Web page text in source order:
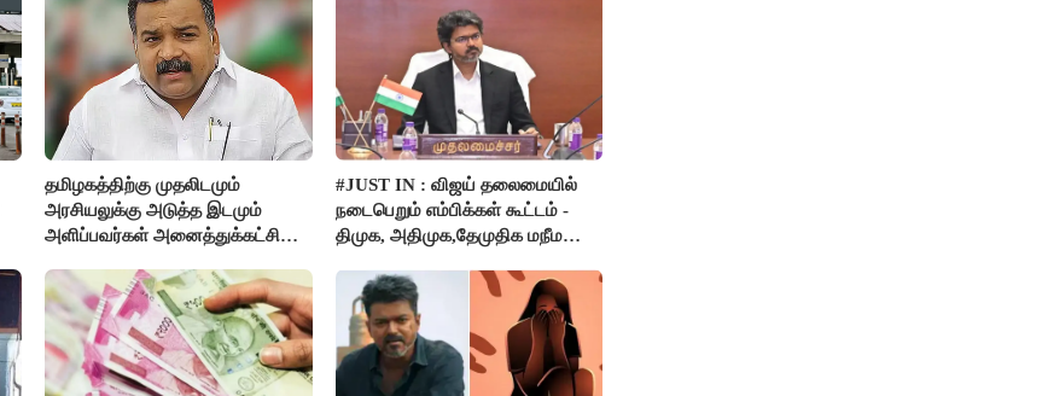
தமிழகத்திற்கு முதலிடமும்
அரசியலுக்கு அடுத்த இடமும்
அளிப்பவர்கள் அனைத்துக்கட்சி
- மாணிக்கம் தாகூர்..!!
#JUST IN : விஜய் தலைமையில்
நடைபெறும் எம்பிக்கள் கூட்டம் -
திமுக, அதிமுக,தேமுதிக மநீம